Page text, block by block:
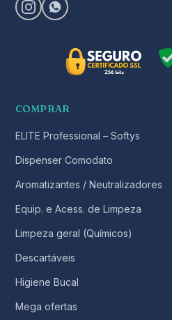
COMPRAR
ELITE Professional – Softys
Dispenser Comodato
Aromatizantes / Neutralizadores
Equip. e Acess. de Limpeza
Limpeza geral (Químicos)
Descartáveis
Higiene Bucal
Mega ofertas